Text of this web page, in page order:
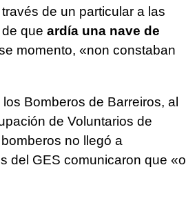
de un particular a las
que ardía una nave de
momento, «non constaban
Bomberos de Barreiros, al
de Voluntarios de
no llegó a
del GES comunicaron que «o